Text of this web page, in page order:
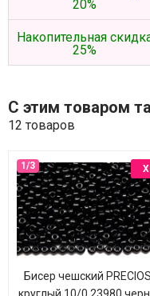
20%
Накопительная
25%
С этим товаром
12 товаров
Бисер чешский